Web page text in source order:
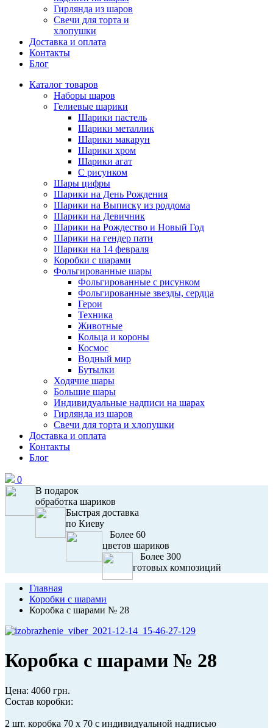
Гирлянда из шаров
Свечи для торта и
хлопушки
Доставка и оплата
Контакты
Блог
Каталог товаров
Наборы шаров
Гелиевые шарики
Шарики пастель
Шарики металлик
Шарики макарун
Шарики хром
Шарики агат
С рисунком
Шары цифры
Шарики на День Рождения
Шарики на Выписку из роддома
Шарики на Девичник
Шарики на Рождество и Новый Год
Шарики на гендер пати
Шарики на 14 февраля
Коробки с шарами
Фольгированные шары
Фольгированные с рисунком
Фольгированные звезды, сердца
Герои
Техника
Животные
Кольца и короны
Космос
Водный мир
Бутылки
Ходячие шары
Большие шары
Индивидуальные надписи на шарах
Гирлянда из шаров
Свечи для торта и хлопушки
Доставка и оплата
Контакты
Блог
0
В подарок
обработка шариков
Быстрая доставка
по Киеву
Более 60
цветов шариков
Более 300
готовых композиций
Главная
Коробки с шарами
Коробка с шарами № 28
Коробка с шарами № 28
Цена: 4060 грн.
Состав коробки:
2 шт. коробка 70 х 70 с индивидуальной надписью